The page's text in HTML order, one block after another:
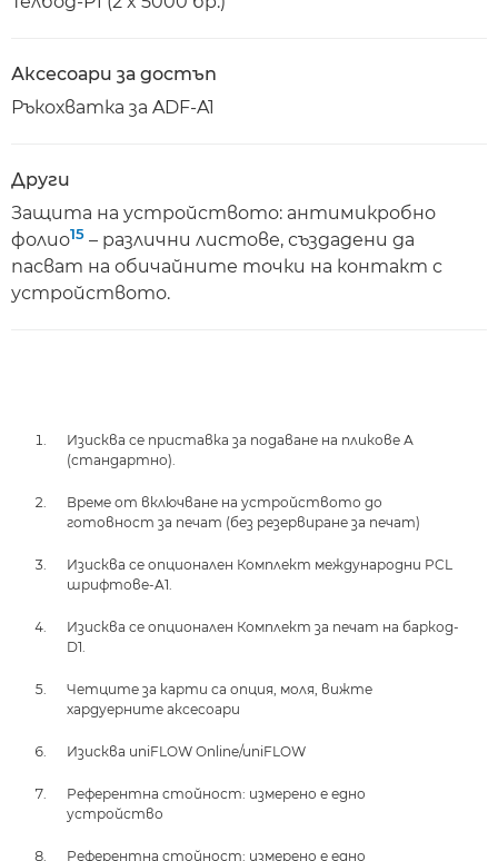
Аксесоари за достъп
Ръкохватка за ADF-A1
Други
Защита на устройството: антимикробно
фолио15 – различни листове, създадени да
пасват на обичайните точки на контакт с
устройството.
Изисква се приставка за подаване на пликове А
(стандартно).
Време от включване на устройството до
готовност за печат (без резервиране за печат)
Изисква се опционален Комплект международни PCL
шрифтове-A1.
Изисква се опционален Комплект за печат на баркод-
D1.
Четците за карти са опция, моля, вижте
хардуерните аксесоари
Изисква uniFLOW Online/uniFLOW
Референтна стойност: измерено е едно
устройство
Референтна стойност: измерено е едно